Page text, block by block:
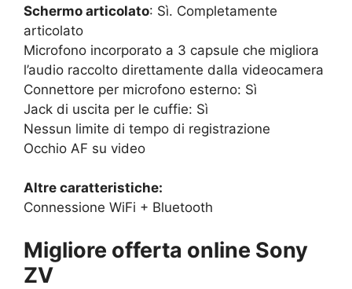
Schermo articolato: Sì. Completamente
articolato
Microfono incorporato a 3 capsule che migliora
l’audio raccolto direttamente dalla videocamera
Connettore per microfono esterno: Sì
Jack di uscita per le cuffie: Sì
Nessun limite di tempo di registrazione
Occhio AF su video
Altre caratteristiche:
Connessione WiFi + Bluetooth
Migliore offerta online Sony
ZV